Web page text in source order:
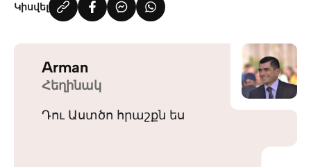
Կիսվել
Arman
Հեղինակ
Դու Աստծո հրաշքն ես